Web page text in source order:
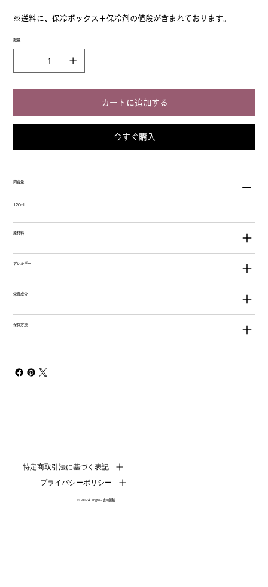
※送料に、保冷ボックス＋保冷剤の値段が含まれております。
数量
カートに追加する
今すぐ購入
内容量
120ml
原材料
アレルギー
栄養成分
保存方法
© 2024 angto+ 吉川製餡.
特定商取引法に基づく表記
プライバシーポリシー